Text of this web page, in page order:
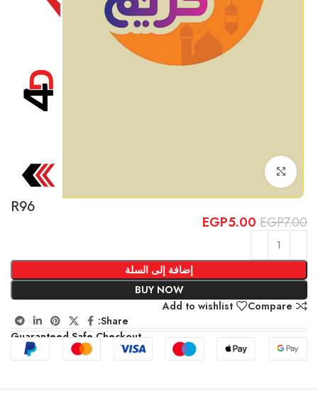
Click to enlarge
R96
EGP7.00
EGP5.00
إضافة إلى السلة
BUY NOW
Compare
Add to wishlist
Share:
Guaranteed Safe Checkout